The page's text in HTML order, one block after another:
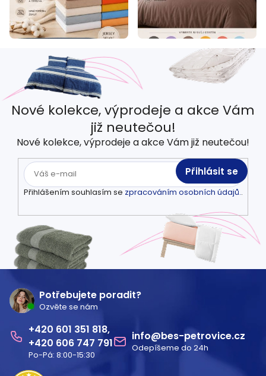
Nové kolekce, výprodeje a akce Vám
již neutečou!
Nové kolekce, výprodeje a akce Vám již neutečou!
Přihlášením souhlasím se zpracováním osobních údajů..
Přihlásit se
Potřebujete poradit?
Ozvěte se nám
601 351 818
606 747 791
Po-Pá: 8:00-15:30
info@bes-petrovice.cz
Odepíšeme do 24h